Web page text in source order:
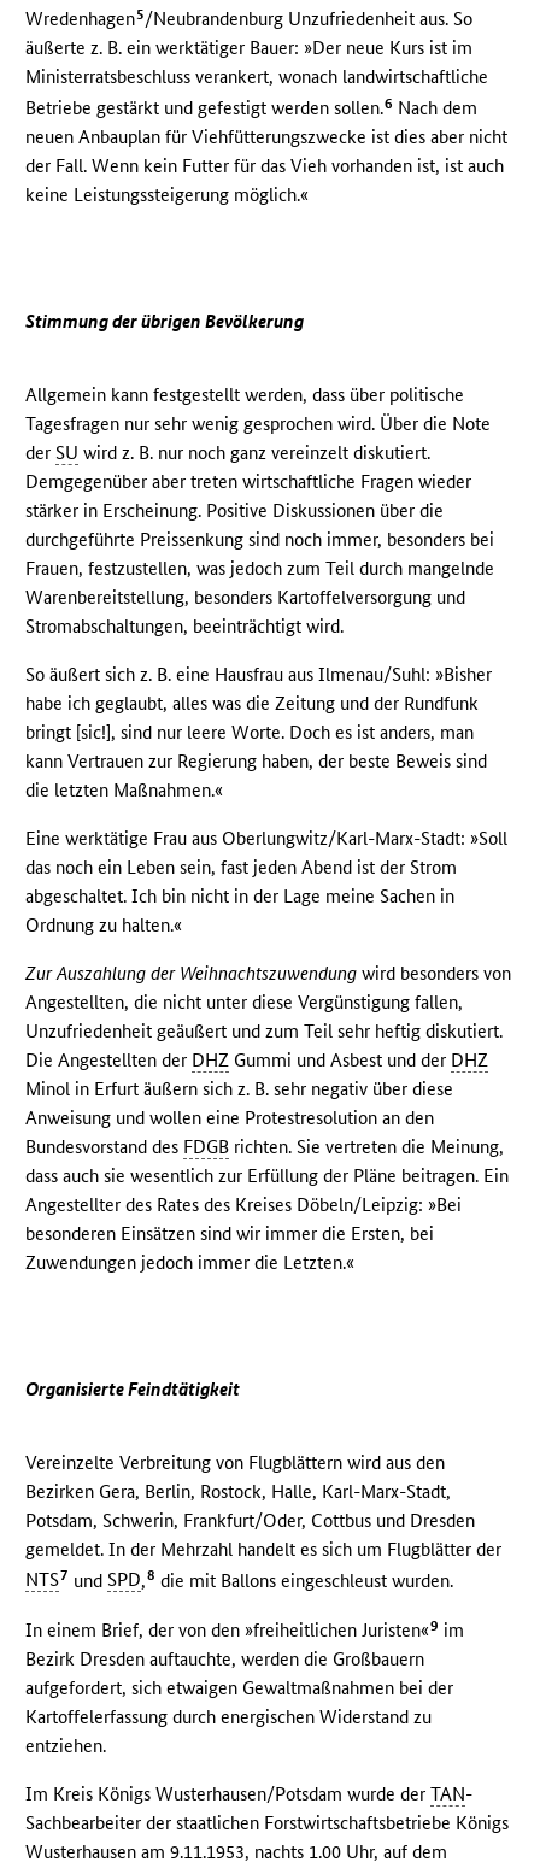
Wredenhagen5/Neubrandenburg Unzufriedenheit aus. So
äußerte z. B. ein werktätiger Bauer: »Der neue Kurs ist im
Ministerratsbeschluss verankert, wonach landwirtschaftliche
Betriebe gestärkt und gefestigt werden sollen.6 Nach dem
neuen Anbauplan für Viehfütterungszwecke ist dies aber nicht
der Fall. Wenn kein Futter für das Vieh vorhanden ist, ist auch
keine Leistungssteigerung möglich.«
Stimmung der übrigen Bevölkerung
Allgemein kann festgestellt werden, dass über politische
Tagesfragen nur sehr wenig gesprochen wird. Über die Note
derSU wird z. B. nur noch ganz vereinzelt diskutiert.
Demgegenüber aber treten wirtschaftliche Fragen wieder
stärker in Erscheinung. Positive Diskussionen über die
durchgeführte Preissenkung sind noch immer, besonders bei
Frauen, festzustellen, was jedoch zum Teil durch mangelnde
Warenbereitstellung, besonders Kartoffelversorgung und
Stromabschaltungen, beeinträchtigt wird.
So äußert sich z. B. eine Hausfrau aus Ilmenau/Suhl: »Bisher
habe ich geglaubt, alles was die Zeitung und der Rundfunk
bringt [sic!], sind nur leere Worte. Doch es ist anders, man
kann Vertrauen zur Regierung haben, der beste Beweis sind
die letzten Maßnahmen.«
Eine werktätige Frau aus Oberlungwitz/Karl-Marx-Stadt: »Soll
das noch ein Leben sein, fast jeden Abend ist der Strom
abgeschaltet. Ich bin nicht in der Lage meine Sachen in
Ordnung zu halten.«
Zur Auszahlung der Weihnachtszuwendung wird besonders von
Angestellten, die nicht unter diese Vergünstigung fallen,
Unzufriedenheit geäußert und zum Teil sehr heftig diskutiert.
Die Angestellten der DHZ Gummi und Asbest und der DHZ
Minol in Erfurt äußern sich z. B. sehr negativ über diese
Anweisung und wollen eine Protestresolution an den
Bundesvorstand des FDGB richten. Sie vertreten die Meinung,
dass auch sie wesentlich zur Erfüllung der Pläne beitragen. Ein
Angestellter des Rates des Kreises Döbeln/Leipzig: »Bei
besonderen Einsätzen sind wir immer die Ersten, bei
Zuwendungen jedoch immer die Letzten.«
Organisierte Feindtätigkeit
Vereinzelte Verbreitung von Flugblättern wird aus den
Bezirken Gera, Berlin, Rostock, Halle, Karl-Marx-Stadt,
Potsdam, Schwerin, Frankfurt/Oder, Cottbus und Dresden
gemeldet. In der Mehrzahl handelt es sich um Flugblätter der
NTS7 undSPD,8 die mit Ballons eingeschleust wurden.
In einem Brief, der von den »freiheitlichen Juristen«9 im
Bezirk Dresden auftauchte, werden die Großbauern
aufgefordert, sich etwaigen Gewaltmaßnahmen bei der
Kartoffelerfassung durch energischen Widerstand zu
entziehen.
Im Kreis Königs Wusterhausen/Potsdam wurde derTAN-
Sachbearbeiter der staatlichen Forstwirtschaftsbetriebe Königs
Wusterhausen am 9.11.1953, nachts 1.00 Uhr, auf dem